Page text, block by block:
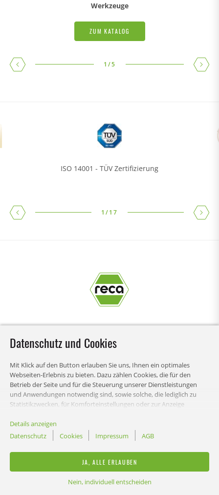
Werkzeuge
ZUM KATALOG
1 /5
ISO 14001 - TÜV Zertifizierung
1 /17
INHALT
Datenschutz und Cookies
Mit Klick auf den Button erlauben Sie uns, Ihnen ein optimales
Webseiten-Erlebnis zu bieten. Dazu zählen Cookies, die für den
Betrieb der Seite und für die Steuerung unserer Dienstleistungen
und Anwendungen notwendig sind, sowie solche, die lediglich zu
Statistikzwecken, für Komforteinstellungen oder zur Anzeige
entscheiden, welche Kategorien Sie zulassen möchten und die
Einstellungen zur Datennutzung individuell anpassen. Bitte beachten
Sie, dass auf Basis Ihrer Einstellungen womöglich nicht alle
Funktionalitäten der Seite zur Verfügung stehen. Diese Entscheidung
können Sie natürlich jederzeit anpassen.
Details anzeigen
Datenschutz
Cookies Impressum AGB
JA, ALLE ERLAUBEN
Nein, individuell entscheiden